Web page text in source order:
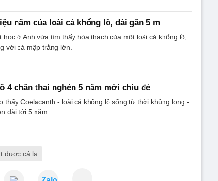
năm của loài cá khổng lồ, dài gần 5 m
học ở Anh vừa tìm thấy hóa thạch của một loài cá khổng lồ,
với cá mập trắng lớn.
4 chân thai nghén 5 năm mới chịu đẻ
thấy Coelacanth - loài cá khổng lồ sống từ thời khủng long -
dài tới 5 năm.
được cá lạ